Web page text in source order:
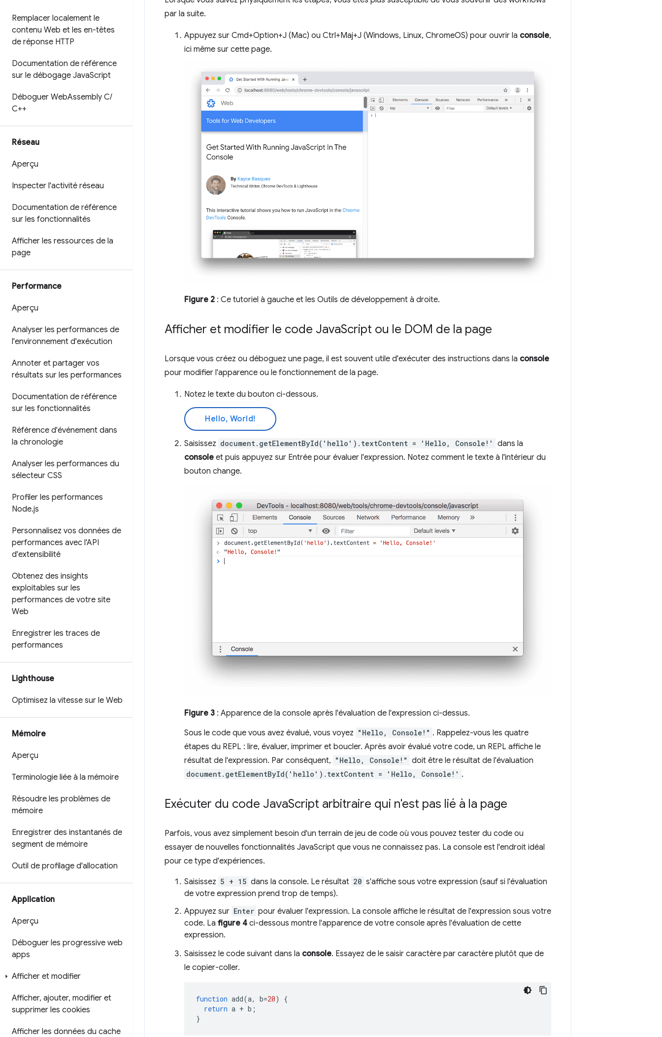
Remplacer localement le
contenu Web et les en-têtes
de réponse HTTP
Documentation de référence
sur le débogage JavaScript
Déboguer WebAssembly C/
C++
Réseau
Aperçu
Inspecter l'activité réseau
Documentation de référence
sur les fonctionnalités
Afficher les ressources de la
page
Performance
Aperçu
Analyser les performances de
l'environnement d'exécution
Annoter et partager vos
résultats sur les performances
Documentation de référence
sur les fonctionnalités
Référence d'événement dans
la chronologie
Analyser les performances du
sélecteur CSS
Profiler les performances
Node.js
Personnalisez vos données de
performances avec l'API
d'extensibilité
Obtenez des insights
exploitables sur les
performances de votre site
Web
Enregistrer les traces de
performances
Lighthouse
Optimisez la vitesse sur le Web
Mémoire
Aperçu
Terminologie liée à la mémoire
Résoudre les problèmes de
mémoire
Enregistrer des instantanés de
segment de mémoire
Outil de profilage d'allocation
Application
Aperçu
Déboguer les progressive web
apps
Afficher et modifier
Afficher, ajouter, modifier et
supprimer les cookies
Afficher les données du cache
par la suite.
Appuyez sur Cmd+Option+J (Mac) ou Ctrl+Maj+J (Windows, Linux, ChromeOS) pour ouvrir la console,
ici même sur cette page.
Figure 2 : Ce tutoriel à gauche et les Outils de développement à droite.
Afficher et modifier le code JavaScript ou le DOM de la page
Lorsque vous créez ou déboguez une page, il est souvent utile d'exécuter des instructions dans la console
pour modifier l'apparence ou le fonctionnement de la page.
Notez le texte du bouton ci-dessous.
Hello, World!
Saisissez document.getElementById('hello').textContent = 'Hello, Console!'
dans la
console et puis appuyez sur Entrée pour évaluer l'expression. Notez comment le texte à l'intérieur du
bouton change.
Figure 3 : Apparence de la console après l'évaluation de l'expression ci-dessus.
Sous le code que vous avez évalué, vous voyez "Hello, Console!" . Rappelez-vous les quatre
étapes du REPL : lire, évaluer, imprimer et boucler. Après avoir évalué votre code, un REPL affiche le
résultat de l'expression. Par conséquent, "Hello, Console!" doit être le résultat de l'évaluation
document.getElementById('hello').textContent = 'Hello, Console!' .
Exécuter du code JavaScript arbitraire qui n'est pas lié à la page
Parfois, vous avez simplement besoin d'un terrain de jeu de code où vous pouvez tester du code ou
essayer de nouvelles fonctionnalités JavaScript que vous ne connaissez pas. La console est l'endroit idéal
pour ce type d'expériences.
Saisissez 5 + 15 dans la console. Le résultat 20 s'affiche sous votre expression (sauf si l'évaluation
de votre expression prend trop de temps).
Appuyez sur Enter pour évaluer l'expression. La console affiche le résultat de l'expression sous votre
code. La figure 4 ci-dessous montre l'apparence de votre console après l'évaluation de cette
expression.
Saisissez le code suivant dans la console. Essayez de le saisir caractère par caractère plutôt que de
le copier-coller.
function add(a, b=20)
{
return a + b ;
}